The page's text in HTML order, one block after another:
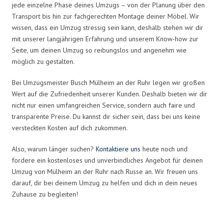
jede einzelne Phase deines Umzugs – von der Planung über den
Transport bis hin zur fachgerechten Montage deiner Möbel. Wir
wissen, dass ein Umzug stressig sein kann, deshalb stehen wir dir
mit unserer langjährigen Erfahrung und unserem Know-how zur
Seite, um deinen Umzug so reibungslos und angenehm wie
möglich zu gestalten.
Bei Umzugsmeister Busch Mülheim an der Ruhr legen wir großen
Wert auf die Zufriedenheit unserer Kunden. Deshalb bieten wir dir
nicht nur einen umfangreichen Service, sondern auch faire und
transparente Preise. Du kannst dir sicher sein, dass bei uns keine
versteckten Kosten auf dich zukommen.
Also, warum länger suchen? Kontaktiere uns heute noch und
fordere ein kostenloses und unverbindliches Angebot für deinen
Umzug von Mülheim an der Ruhr nach Russe an. Wir freuen uns
darauf, dir bei deinem Umzug zu helfen und dich in dein neues
Zuhause zu begleiten!